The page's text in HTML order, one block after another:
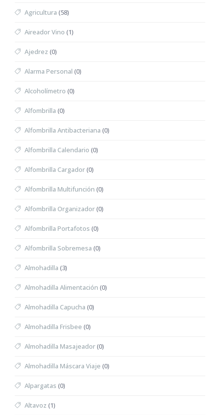
Agricultura (58)
Aireador Vino (1)
Ajedrez (0)
Alarma Personal (0)
Alcoholímetro (0)
Alfombrilla (0)
Alfombrilla Antibacteriana (0)
Alfombrilla Calendario (0)
Alfombrilla Cargador(0)
Alfombrilla Multifunción (0)
Alfombrilla Organizador(0)
Alfombrilla Portafotos (0)
Alfombrilla Sobremesa (0)
Almohadilla (3)
Almohadilla Alimentación (0)
Almohadilla Capucha (0)
Almohadilla Frisbee (0)
Almohadilla Masajeador(0)
Almohadilla Máscara Viaje (0)
Alpargatas (0)
Altavoz (1)